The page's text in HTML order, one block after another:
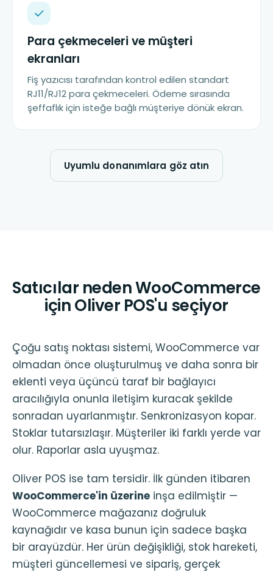
Para çekmeceleri ve müşteri
ekranları
Fiş yazıcısı tarafından kontrol edilen standart
RJ11/RJ12 para çekmeceleri. Ödeme sırasında
şeffaflık için isteğe bağlı müşteriye dönük ekran.
Uyumlu donanımlara göz atın
Satıcılar neden WooCommerce
için Oliver POS'u seçiyor
Çoğu satış noktası sistemi, WooCommerce var
olmadan önce oluşturulmuş ve daha sonra bir
eklenti veya üçüncü taraf bir bağlayıcı
aracılığıyla onunla iletişim kuracak şekilde
sonradan uyarlanmıştır. Senkronizasyon kopar.
Stoklar tutarsızlaşır. Müşteriler iki farklı yerde var
olur. Raporlar asla uyuşmaz.
Oliver POS ise tam tersidir. İlk günden itibaren
WooCommerce'in üzerine inşa edilmiştir —
WooCommerce mağazanız doğruluk
kaynağıdır ve kasa bunun için sadece başka
bir arayüzdür. Her ürün değişikliği, stok hareketi,
müşteri güncellemesi ve sipariş, gerçek